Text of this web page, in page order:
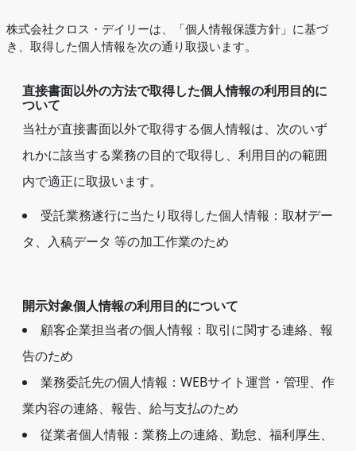
株式会社クロス・デイリーは、「個人情報保護方針」に基づ
き、取得した個人情報を次の通り取扱います。
直接書面以外の方法で取得した個人情報の利用目的に
ついて
当社が直接書面以外で取得する個人情報は、次のいず
れかに該当する業務の目的で取得し、利用目的の範囲
内で適正に取扱います。
受託業務遂行に当たり取得した個人情報：取材デー
タ、入稿データ 等の加工作業のため
開示対象個人情報の利用目的について
顧客企業担当者の個人情報：取引に関する連絡、報
告のため
業務委託先の個人情報：WEBサイト運営・管理、作
業内容の連絡、報告、給与支払のため
従業者個人情報：業務上の連絡、勤怠、福利厚生、